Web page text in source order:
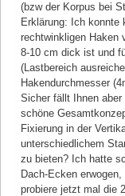
(bzw der Korpus bei
Erklärung: Ich konnte
rechtwinkligen Haken
8-10 cm dick ist und
(Lastbereich
Hakendurchmesser
Sicher fällt Ihnen
schöne
Fixierung in der
unterschiedlichem
zu bieten? Ich hatte
Dach-Ecken
probiere jetzt mal die